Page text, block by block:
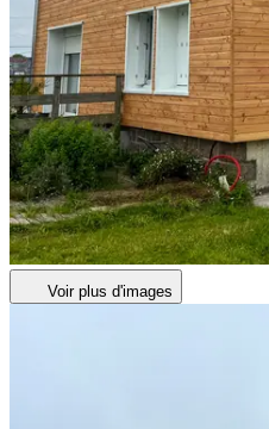
Voir plus d'images